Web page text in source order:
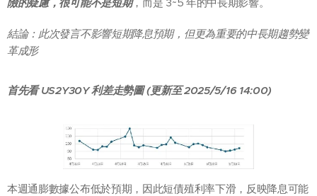
結論：此次發言不影響短期降息預期，但更為重要的中長期趨勢變
革成形
首先看 US2Y30Y 利差走勢圖 (更新至 2025/5/16 14:00)
本週通膨數據公布低於預期，因此短債殖利率下滑，反映降息可能